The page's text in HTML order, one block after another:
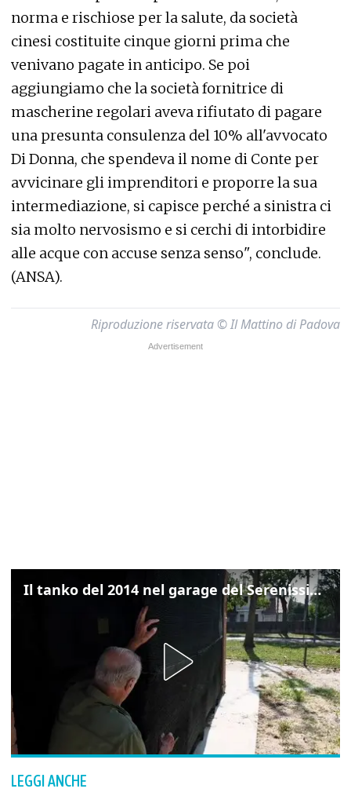
norma e rischiose per la salute, da società
cinesi costituite cinque giorni prima che
venivano pagate in anticipo. Se poi
aggiungiamo che la società fornitrice di
mascherine regolari aveva rifiutato di pagare
una presunta consulenza del 10% all'avvocato
Di Donna, che spendeva il nome di Conte per
avvicinare gli imprenditori e proporre la sua
intermediazione, si capisce perché a sinistra ci
sia molto nervosismo e si cerchi di intorbidire
alle acque con accuse senza senso", conclude.
(ANSA).
Riproduzione riservata © Il Mattino di Padova
Il tanko del 2014 nel garage del Serenissimo: «Ecco come potevamo resistere per qualche giornata»
LEGGI ANCHE